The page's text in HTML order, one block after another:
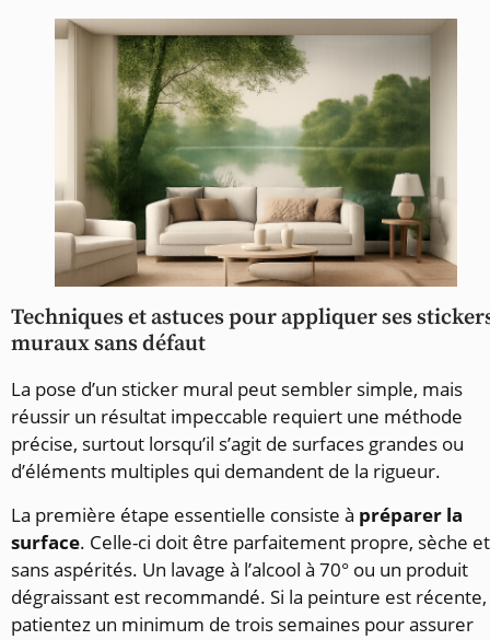
Techniques et astuces pour appliquer ses
muraux sans défaut
La pose d’un sticker mural peut sembler simple, mais
réussir un résultat impeccable requiert une méthode
précise, surtout lorsqu’il s’agit de surfaces grandes ou
d’éléments multiples qui demandent de la rigueur.
La première étape essentielle consiste à préparer la
surface. Celle-ci doit être parfaitement propre, sèche et
sans aspérités. Un lavage à l’alcool à 70° ou un produit
dégraissant est recommandé. Si la peinture est récente,
patientez un minimum de trois semaines pour assurer